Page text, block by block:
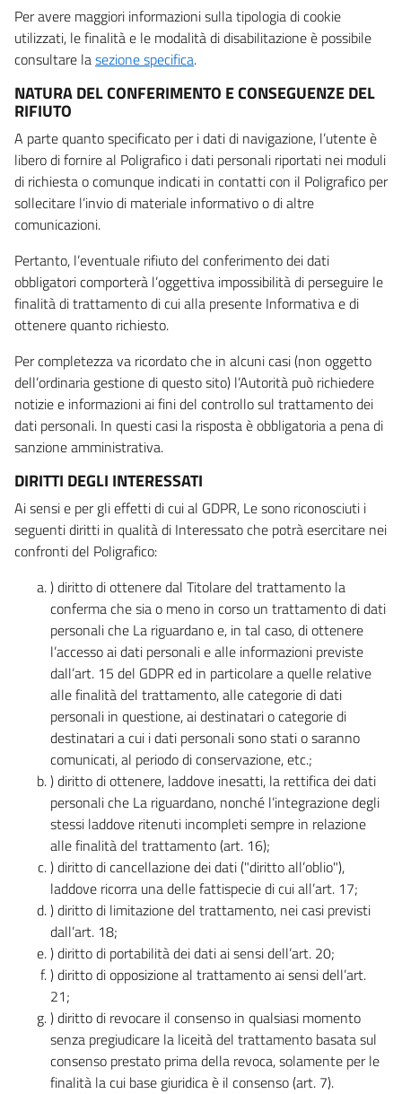
Per avere maggiori informazioni sulla tipologia di cookie
utilizzati, le finalità e le modalità di disabilitazione è possibile
consultare lasezione specifica.
NATURA DEL CONFERIMENTO E CONSEGUENZE DEL
RIFIUTO
A parte quanto specificato per i dati di navigazione, l’utente è
libero di fornire al Poligrafico i dati personali riportati nei moduli
di richiesta o comunque indicati in contatti con il Poligrafico per
sollecitare l’invio di materiale informativo o di altre
comunicazioni.
Pertanto, l’eventuale rifiuto del conferimento dei dati
obbligatori comporterà l’oggettiva impossibilità di perseguire le
finalità di trattamento di cui alla presente Informativa e di
ottenere quanto richiesto.
Per completezza va ricordato che in alcuni casi (non oggetto
dell’ordinaria gestione di questo sito) l’Autorità può richiedere
notizie e informazioni ai fini del controllo sul trattamento dei
dati personali. In questi casi la risposta è obbligatoria a pena di
sanzione amministrativa.
DIRITTI DEGLI INTERESSATI
Ai sensi e per gli effetti di cui al GDPR, Le sono riconosciuti i
seguenti diritti in qualità di Interessato che potrà esercitare nei
confronti del Poligrafico:
) diritto di ottenere dal Titolare del trattamento la
conferma che sia o meno in corso un trattamento di dati
personali che La riguardano e, in tal caso, di ottenere
l’accesso ai dati personali e alle informazioni previste
dall’art. 15 del GDPR ed in particolare a quelle relative
alle finalità del trattamento, alle categorie di dati
personali in questione, ai destinatari o categorie di
destinatari a cui i dati personali sono stati o saranno
comunicati, al periodo di conservazione, etc.;
) diritto di ottenere, laddove inesatti, la rettifica dei dati
personali che La riguardano, nonché l’integrazione degli
stessi laddove ritenuti incompleti sempre in relazione
alle finalità del trattamento (art. 16);
) diritto di cancellazione dei dati ("diritto all’oblio"),
laddove ricorra una delle fattispecie di cui all’art. 17;
) diritto di limitazione del trattamento, nei casi previsti
dall’art. 18;
) diritto di portabilità dei dati ai sensi dell’art. 20;
) diritto di opposizione al trattamento ai sensi dell’art.
21;
) diritto di revocare il consenso in qualsiasi momento
senza pregiudicare la liceità del trattamento basata sul
consenso prestato prima della revoca, solamente per le
finalità la cui base giuridica è il consenso (art. 7).